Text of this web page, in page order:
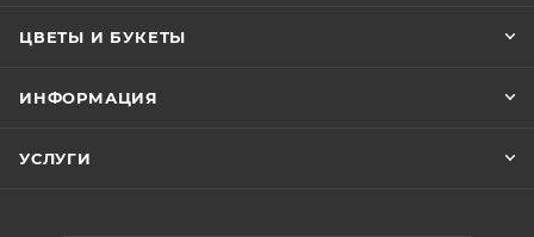
ЦВЕТЫ И БУКЕТЫ
ИНФОРМАЦИЯ
УСЛУГИ